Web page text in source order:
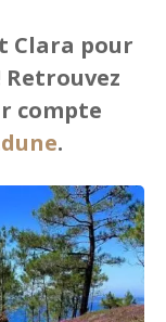
Clara pour
Retrouvez
compte
.